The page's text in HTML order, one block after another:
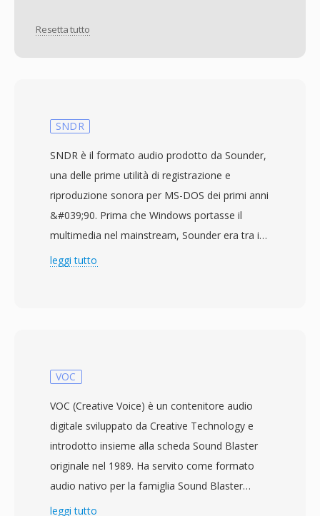
Resetta tutto
SNDR
SNDR è il formato audio prodotto da Sounder,
una delle prime utilità di registrazione e
riproduzione sonora per MS-DOS dei primi anni
&#039;90. Prima che Windows portasse il
multimedia nel mainstream, Sounder era tra i
pochi programmi DOS che consentivano agli
intestazione, affidandosi ai valori predefiniti
parametri di riproduzione. Le frequenze di
campionamento erano tipicamente basse (da
dell&#039;hardware e i costi di archiviazione
quando un disco rigido da 20 MB era
leggi tutto
VOC
VOC (Creative Voice) è un contenitore audio
digitale sviluppato da Creative Technology e
introdotto insieme alla scheda Sound Blaster
originale nel 1989. Ha servito come formato
audio nativo per la famiglia Sound Blaster
durante l&#039;era DOS, quando
leggi tutto